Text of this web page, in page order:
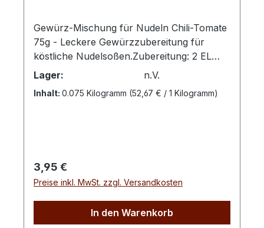
Gewürz-Mischung für Nudeln Chili-Tomate
75g - Leckere Gewürzzubereitung für
köstliche Nudelsoßen.Zubereitung: 2 EL
Gewürzzubereitung mit 4 EL Wasser und 4
EL Olivenöl in eine Pfanne geben. Die
Mischung etwas köcheln lassen bis das
Karotten, LiebstöckelblätterTIPP: Mit
Pinienkernen und Parmesan käse
Lager: n.V.
Inhalt: 0.075 Kilogramm (52,67 € / 1 Kilogramm)
Regulärer Preis:
3,95 €
Preise inkl. MwSt. zzgl. Versandkosten
In den Warenkorb